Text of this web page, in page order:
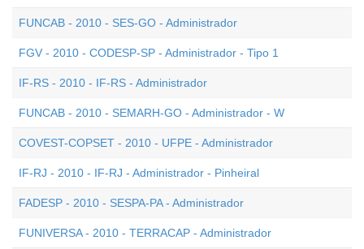
FUNCAB - 2010 - SES-GO - Administrador
FGV - 2010 - CODESP-SP - Administrador - Tipo 1
IF-RS - 2010 - IF-RS - Administrador
FUNCAB - 2010 - SEMARH-GO - Administrador - W
COVEST-COPSET - 2010 - UFPE - Administrador
IF-RJ - 2010 - IF-RJ - Administrador - Pinheiral
FADESP - 2010 - SESPA-PA - Administrador
FUNIVERSA - 2010 - TERRACAP - Administrador